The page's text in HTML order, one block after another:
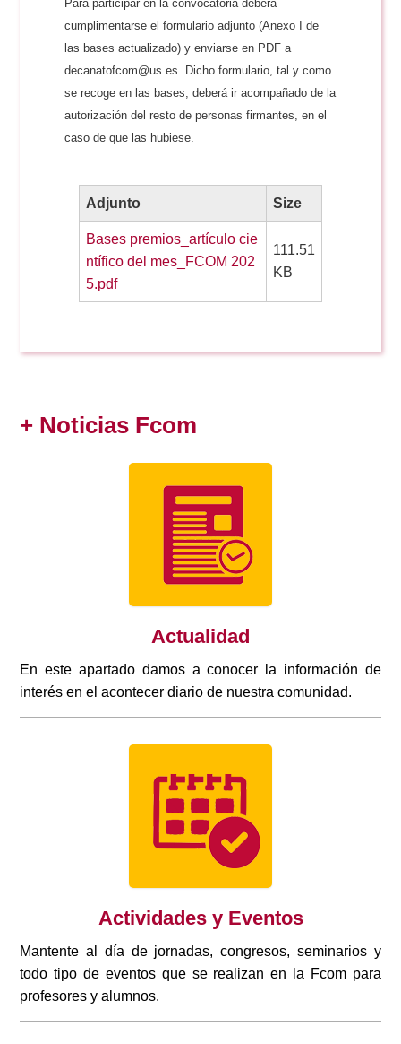
Para participar en la convocatoria deberá
cumplimentarse el formulario adjunto (Anexo I de
las bases actualizado) y enviarse en PDF a
decanatofcom@us.es. Dicho formulario, tal y como
se recoge en las bases, deberá ir acompañado de la
autorización del resto de personas firmantes, en el
caso de que las hubiese.
Adjunto Size
Bases premios_artículo cie
ntífico del mes_FCOM 202
5.pdf
111.51
KB
+ Noticias Fcom
Actualidad
En este apartado damos a conocer la información de
interés en el acontecer diario de nuestra comunidad.
Actividades y Eventos
Mantente al día de jornadas, congresos, seminarios y
todo tipo de eventos que se realizan en la Fcom para
profesores y alumnos.